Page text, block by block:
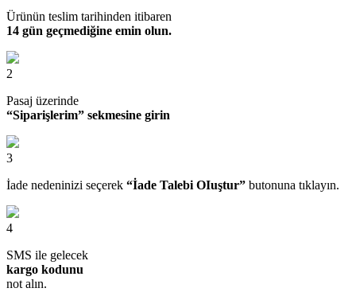
Ürünün teslim tarihinden itibaren
14 gün geçmediğine emin olun.
2
Pasaj üzerinde
“Siparişlerim” sekmesine girin
3
İade nedeninizi seçerek “İade Talebi OIuştur” butonuna tıklayın.
4
SMS ile gelecek
kargo kodunu
not alın.